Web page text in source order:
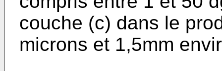
couche (c) dans le
microns et 1,5mm